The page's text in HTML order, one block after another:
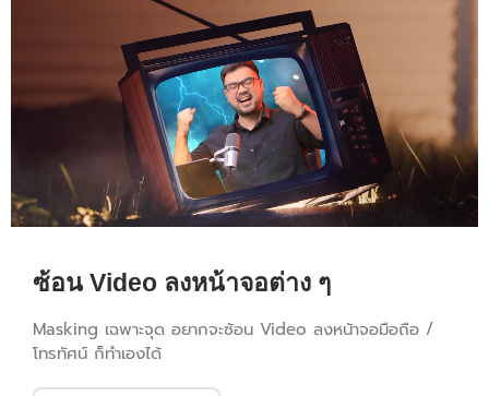
ซ้อน Video ลงหน้าจอต่าง ๆ
Masking เฉพาะจุด อยากจะซ้อน Video ลงหน้าจอมือถือ /
โทรทัศน์ ก็ทำเองได้